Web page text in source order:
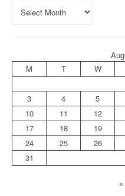
M
T W
3
4 5
10
11 12
17
18 19
24
25 26
31